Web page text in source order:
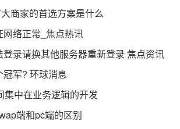
商家的首选方案是什么
络正常_焦点热讯
录请换其他服务器重新登录 焦点资讯
军? 环球消息
集中在业务逻辑的开发
端和pc端的区别